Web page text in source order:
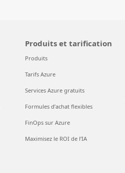
Produits et tarification
Produits
Tarifs Azure
Services Azure gratuits
Formules d’achat flexibles
FinOps sur Azure
Maximisez le ROI de l’IA